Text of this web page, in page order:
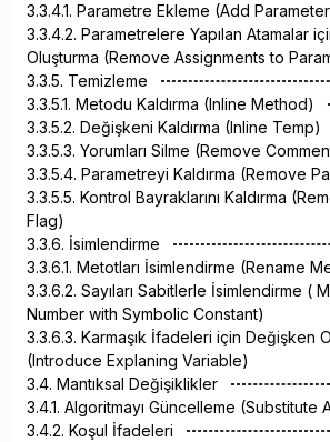
3.3.4.1. Parametre Ekleme (Add
3.3.4.2. Parametrelere Yapılan Atamalar
Oluşturma (Remove Assignments to
3.3.5. Temizleme
3.3.5.1. Metodu Kaldırma (Inline Method)
3.3.5.2. Değişkeni Kaldırma (Inline Temp)
3.3.5.3. Yorumları Silme (Remove
3.3.5.4. Parametreyi Kaldırma (Remove
3.3.5.5. Kontrol Bayraklarını Kaldırma
Flag)
3.3.6. İsimlendirme
3.3.6.1. Metotları İsimlendirme (Rename
3.3.6.2. Sayıları Sabitlerle İsimlendirme (
Number with Symbolic Constant)
3.3.6.3. Karmaşık İfadeleri için Değişken
(Introduce Explaning Variable)
3.4. Mantıksal Değişiklikler
3.4.1. Algoritmayı Güncelleme (Substitute
3.4.2. Koşul İfadeleri